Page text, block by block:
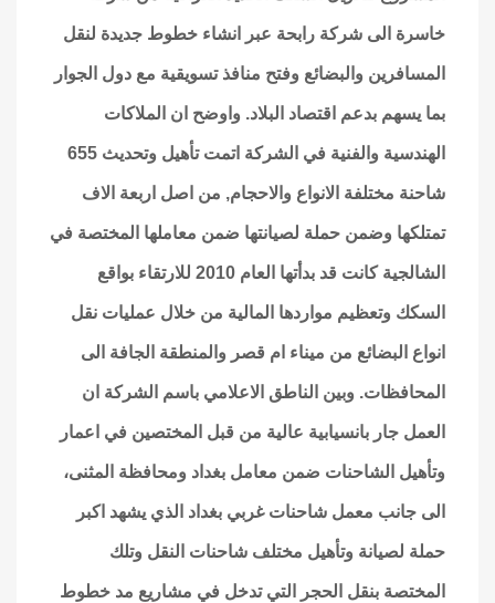
خاسرة الى شركة رابحة عبر انشاء خطوط جديدة لنقل
المسافرين والبضائع وفتح منافذ تسويقية مع دول الجوار
بما يسهم بدعم اقتصاد البلاد. واوضح ان الملاكات
الهندسية والفنية في الشركة اتمت تأهيل وتحديث 655
شاحنة مختلفة الانواع والاحجام, من اصل اربعة الاف
تمتلكها وضمن حملة لصيانتها ضمن معاملها المختصة في
الشالجية كانت قد بدأتها العام 2010 للارتقاء بواقع
السكك وتعظيم مواردها المالية من خلال عمليات نقل
انواع البضائع من ميناء ام قصر والمنطقة الجافة الى
المحافظات. وبين الناطق الاعلامي باسم الشركة ان
العمل جار بانسيابية عالية من قبل المختصين في اعمار
وتأهيل الشاحنات ضمن معامل بغداد ومحافظة المثنى،
الى جانب معمل شاحنات غربي بغداد الذي يشهد اكبر
حملة لصيانة وتأهيل مختلف شاحنات النقل وتلك
المختصة بنقل الحجر التي تدخل في مشاريع مد خطوط